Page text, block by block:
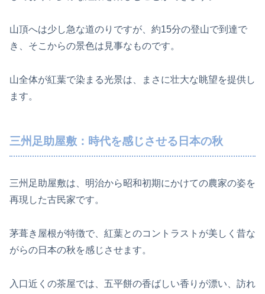
山頂へは少し急な道のりですが、約15分の登山で到達で
き、そこからの景色は見事なものです。
山全体が紅葉で染まる光景は、まさに壮大な眺望を提供し
ます。
三州足助屋敷：時代を感じさせる日本の秋
三州足助屋敷は、明治から昭和初期にかけての農家の姿を
再現した古民家です。
茅葺き屋根が特徴で、紅葉とのコントラストが美しく昔な
がらの日本の秋を感じさせます。
入口近くの茶屋では、五平餅の香ばしい香りが漂い、訪れ